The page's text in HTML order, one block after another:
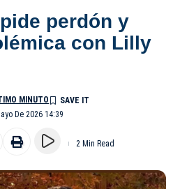
perdón y
con Lilly
De 2026 14:39
MINUTO
2 Min Read